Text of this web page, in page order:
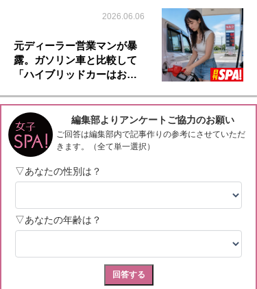
2026.06.06
元ディーラー営業マンが暴
露。ガソリン車と比較して
「ハイブリッドカーはお…